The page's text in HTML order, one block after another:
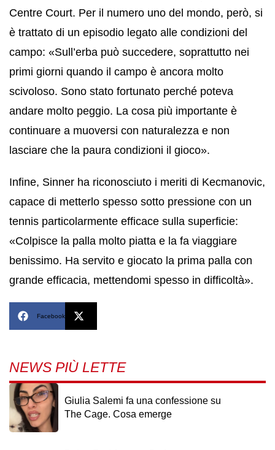
Centre Court. Per il numero uno del mondo, però, si
è trattato di un episodio legato alle condizioni del
campo: «Sull’erba può succedere, soprattutto nei
primi giorni quando il campo è ancora molto
scivoloso. Sono stato fortunato perché poteva
andare molto peggio. La cosa più importante è
continuare a muoversi con naturalezza e non
lasciare che la paura condizioni il gioco».
Infine, Sinner ha riconosciuto i meriti di Kecmanovic,
capace di metterlo spesso sotto pressione con un
tennis particolarmente efficace sulla superficie:
«Colpisce la palla molto piatta e la fa viaggiare
benissimo. Ha servito e giocato la prima palla con
grande efficacia, mettendomi spesso in difficoltà».
Facebook
NEWS PIÙ LETTE
Giulia Salemi fa una confessione su
The Cage. Cosa emerge